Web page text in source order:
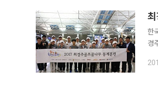
한
경
실